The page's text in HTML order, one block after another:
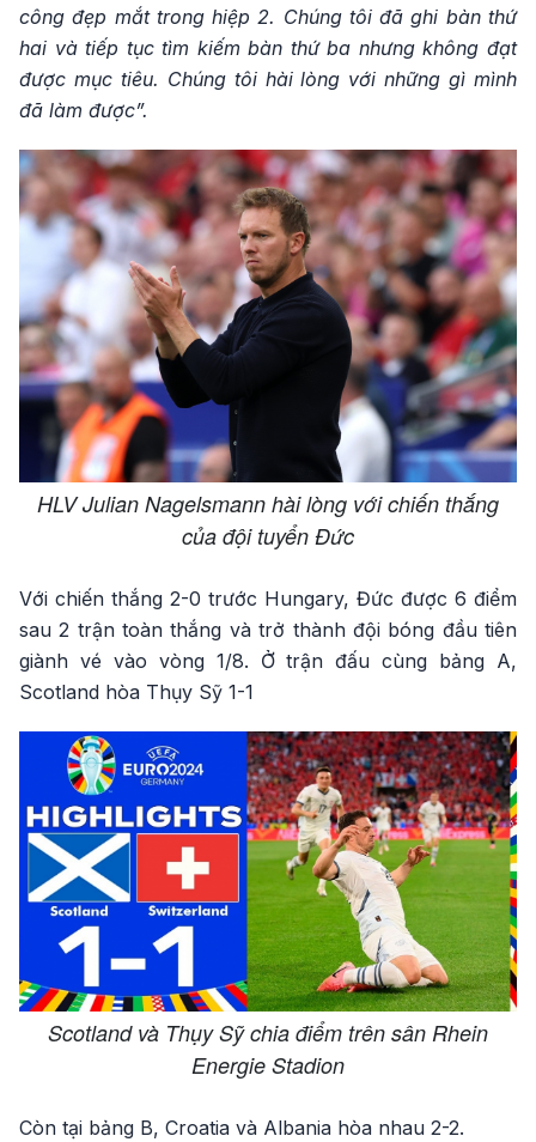
công đẹp mắt trong hiệp 2. Chúng tôi đã ghi bàn thứ
hai và tiếp tục tìm kiếm bàn thứ ba nhưng không đạt
được mục tiêu. Chúng tôi hài lòng với những gì mình
đã làm được”.
HLV Julian Nagelsmann hài lòng với chiến thắng
của đội tuyển Đức
Với chiến thắng 2-0 trước Hungary, Đức được 6 điểm
sau 2 trận toàn thắng và trở thành đội bóng đầu tiên
giành vé vào vòng 1/8. Ở trận đấu cùng bảng A,
Scotland hòa Thụy Sỹ 1-1
Scotland và Thụy Sỹ chia điểm trên sân Rhein
Energie Stadion
Còn tại bảng B, Croatia và Albania hòa nhau 2-2.